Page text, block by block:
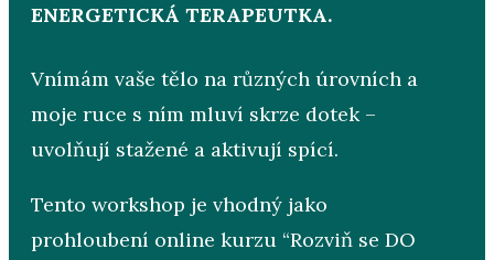
ENERGETICKÁ TERAPEUTKA.
Vnímám vaše tělo na různých úrovních a
moje ruce s ním mluví skrze dotek –
uvolňují stažené a aktivují spící.
Tento workshop je vhodný jako
prohloubení online kurzu “Rozviň se DO